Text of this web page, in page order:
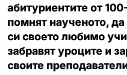
абитуриентите от
помнят наученото, да
си своето любимо
забравят уроците и
своите